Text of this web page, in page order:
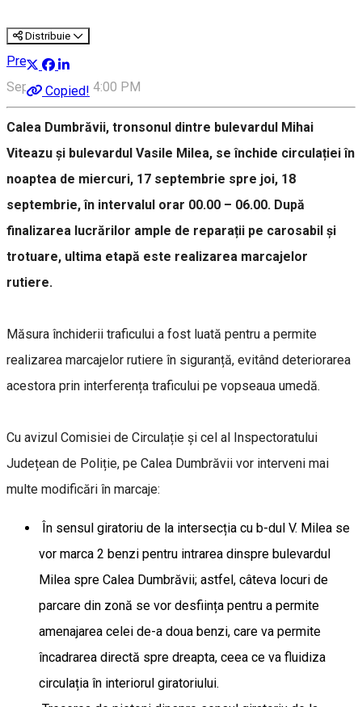
Distribuie
Copied!
Press release
September 17, 4:00 PM
Calea Dumbrăvii, tronsonul dintre bulevardul Mihai
Viteazu și bulevardul Vasile Milea, se închide circulației în
noaptea de miercuri, 17 septembrie spre joi, 18
septembrie, în intervalul orar 00.00 – 06.00. După
finalizarea lucrărilor ample de reparații pe carosabil și
trotuare, ultima etapă este realizarea marcajelor
rutiere.
Măsura închiderii traficului a fost luată pentru a permite
realizarea marcajelor rutiere în siguranță, evitând deteriorarea
acestora prin interferența traficului pe vopseaua umedă.
Cu avizul Comisiei de Circulație și cel al Inspectoratului
Județean de Poliție, pe Calea Dumbrăvii vor interveni mai
multe modificări în marcaje:
În sensul giratoriu de la intersecția cu b-dul V. Milea se
vor marca 2 benzi pentru intrarea dinspre bulevardul
Milea spre Calea Dumbrăvii; astfel, câteva locuri de
parcare din zonă se vor desființa pentru a permite
amenajarea celei de-a doua benzi, care va permite
încadrarea directă spre dreapta, ceea ce va fluidiza
circulația în interiorul giratoriului.